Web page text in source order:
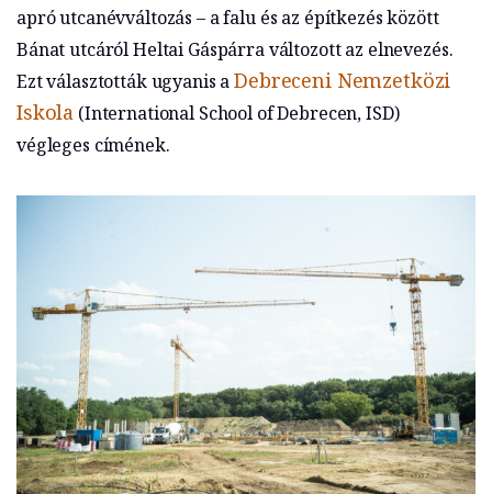
apró utcanévváltozás – a falu és az építkezés között
Bánat utcáról Heltai Gáspárra változott az elnevezés.
Ezt választották ugyanis aDebreceni Nemzetközi
Iskola (International School of Debrecen, ISD)
végleges címének.